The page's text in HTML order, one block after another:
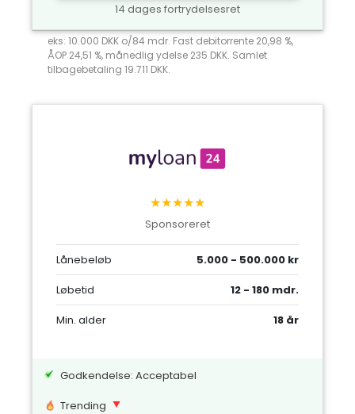
14 dages fortrydelsesret
eks: 10.000 DKK o/84 mdr. Fast debitorrente 20,98 %,
ÅOP 24,51 %, månedlig ydelse 235 DKK. Samlet
tilbagebetaling 19.711 DKK.
★★★★★
Sponsoreret
Lånebeløb
5.000 - 500.000 kr
Løbetid
12 - 180 mdr.
Min. alder
18 år
Godkendelse: Acceptabel
Trending